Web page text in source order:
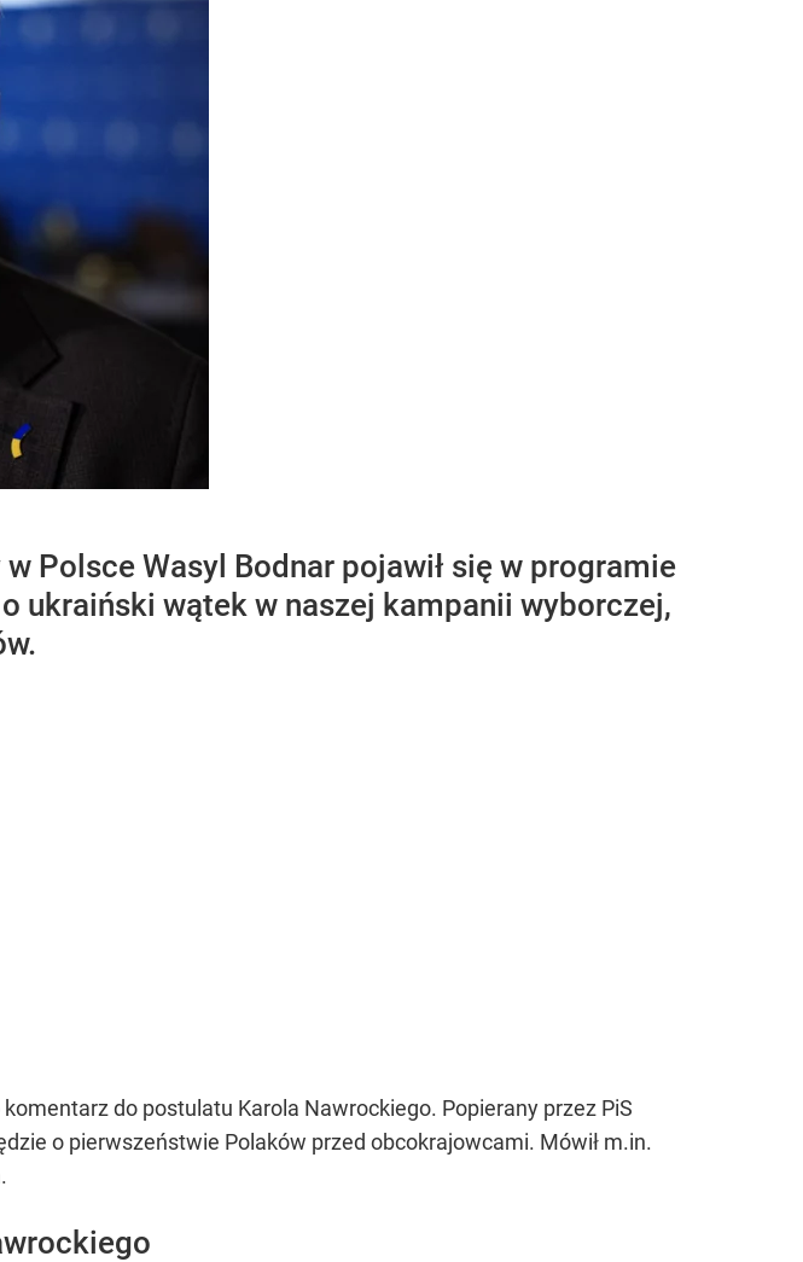
Polsce Wasyl Bodnar pojawił się w programie
ukraiński wątek w naszej kampanii wyborczej,
do postulatu Karola Nawrockiego. Popierany przez PiS
o pierwszeństwie Polaków przed obcokrajowcami. Mówił m.in.